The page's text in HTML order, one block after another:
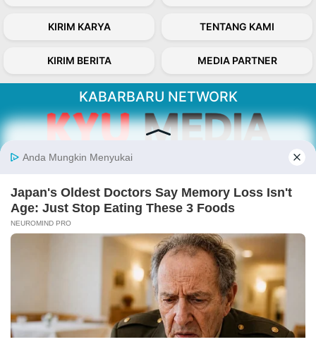
KIRIM KARYA TENTANG KAMI
KIRIM BERITA MEDIA PARTNER
KABARBARU NETWORK
Kabarbaru.co menyajikan berita aktual dan
inspiratif dari sudut pandang berbaik sangka
Follow Kabarbaru